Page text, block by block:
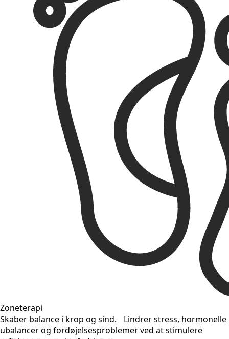
Zoneterapi
Skaber balance i krop og sind. Lindrer stress, hormonelle
ubalancer og fordøjelsesproblemer ved at stimulere